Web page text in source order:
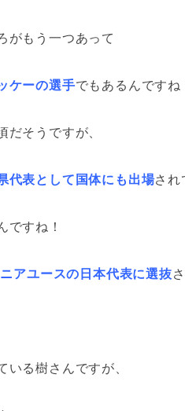
がもう一つあって
ケーの選手でもあるんですね
だそうですが、
代表として国体にも出場され
ですね！
アユースの日本代表に選抜
いる樹さんですが、